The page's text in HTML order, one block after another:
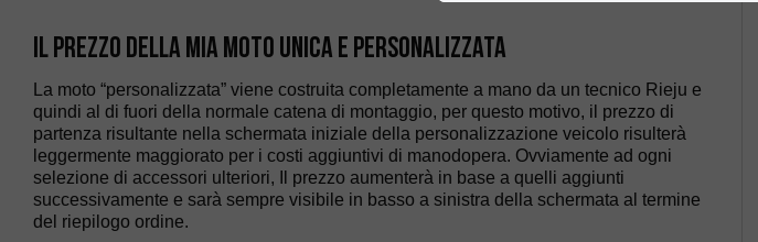
Il prezzo della mia moto unica e personalizzata
La moto “personalizzata” viene costruita completamente a mano da un tecnico Rieju e
quindi al di fuori della normale catena di montaggio, per questo motivo, il prezzo di
partenza risultante nella schermata iniziale della personalizzazione veicolo risulterà
leggermente maggiorato per i costi aggiuntivi di manodopera. Ovviamente ad ogni
selezione di accessori ulteriori, Il prezzo aumenterà in base a quelli aggiunti
successivamente e sarà sempre visibile in basso a sinistra della schermata al termine
del riepilogo ordine.